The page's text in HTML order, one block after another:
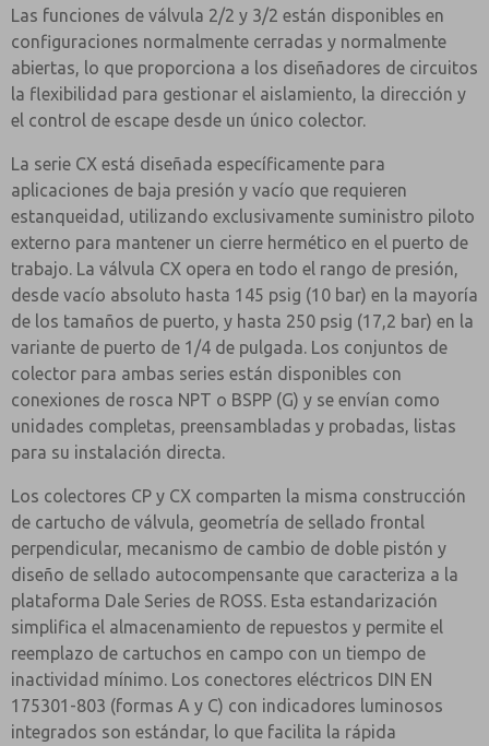
Las funciones de válvula 2/2 y 3/2 están disponibles en
configuraciones normalmente cerradas y normalmente
abiertas, lo que proporciona a los diseñadores de circuitos
la flexibilidad para gestionar el aislamiento, la dirección y
el control de escape desde un único colector.
La serie CX está diseñada específicamente para
aplicaciones de baja presión y vacío que requieren
estanqueidad, utilizando exclusivamente suministro piloto
externo para mantener un cierre hermético en el puerto de
trabajo. La válvula CX opera en todo el rango de presión,
desde vacío absoluto hasta 145 psig (10 bar) en la mayoría
de los tamaños de puerto, y hasta 250 psig (17,2 bar) en la
variante de puerto de 1/4 de pulgada. Los conjuntos de
colector para ambas series están disponibles con
conexiones de rosca NPT o BSPP (G) y se envían como
unidades completas, preensambladas y probadas, listas
para su instalación directa.
Los colectores CP y CX comparten la misma construcción
de cartucho de válvula, geometría de sellado frontal
perpendicular, mecanismo de cambio de doble pistón y
diseño de sellado autocompensante que caracteriza a la
plataforma Dale Series de ROSS. Esta estandarización
simplifica el almacenamiento de repuestos y permite el
reemplazo de cartuchos en campo con un tiempo de
inactividad mínimo. Los conectores eléctricos DIN EN
175301-803 (formas A y C) con indicadores luminosos
integrados son estándar, lo que facilita la rápida